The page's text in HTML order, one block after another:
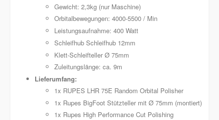
Gewicht: 2,3kg (nur Maschine)
Orbitalbewegungen: 4000-5500 / Min
Leistungsaufnahme: 400 Watt
Schleifhub Schleifhub 12mm
Klett-Schleifteller Ø 75mm
Zuleitungslänge: ca. 9m
Lieferumfang:
1x RUPES LHR 75E Random Orbital Polisher
1x Rupes BigFoot Stützteller mit Ø 75mm (montiert)
1x Rupes High Performance Cut Polishing